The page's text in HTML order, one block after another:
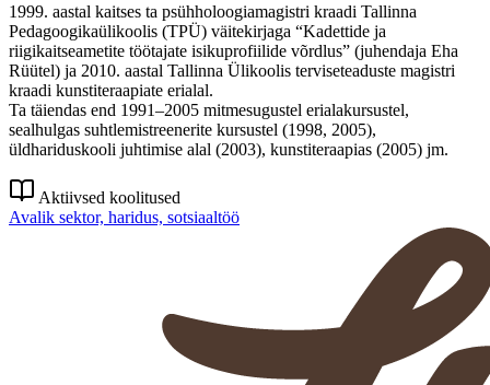
1999. aastal kaitses ta psühholoogiamagistri kraadi Tallinna
Pedagoogikaülikoolis (TPÜ) väitekirjaga “Kadettide ja
riigikaitseametite töötajate isikuprofiilide võrdlus” (juhendaja Eha
Rüütel) ja 2010. aastal Tallinna Ülikoolis terviseteaduste magistri
kraadi kunstiteraapiate erialal.
Ta täiendas end 1991–2005 mitmesugustel erialakursustel,
sealhulgas suhtlemistreenerite kursustel (1998, 2005),
üldhariduskooli juhtimise alal (2003), kunstiteraapias (2005) jm.
Aktiivsed koolitused
Avalik sektor, haridus, sotsiaaltöö